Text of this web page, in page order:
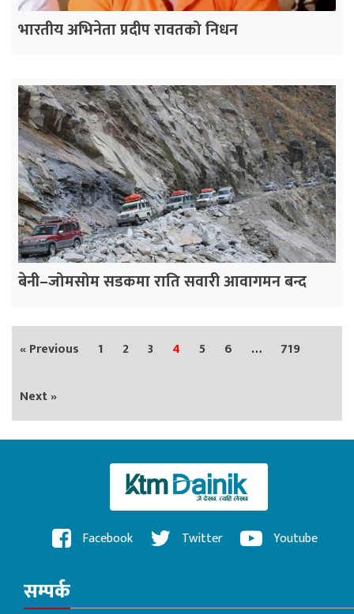
भारतीय अभिनेता प्रदीप रावतको निधन
बेनी–जोमसोम सडकमा राति सवारी आवागमन बन्द
« Previous 1 2 3 4 5 6 … 719
Next »
Facebook Twitter Youtube
सम्पर्क